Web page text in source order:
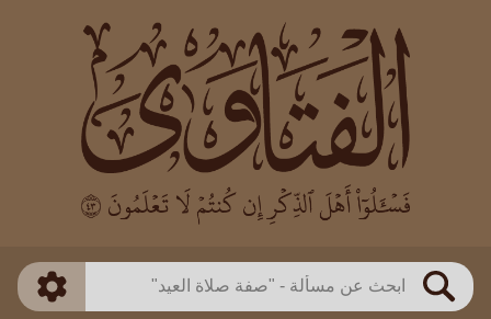
بحث
العالم
بن باز
بن العثيمين
اللجنة الدائمة
طريقة البحث
ذكي